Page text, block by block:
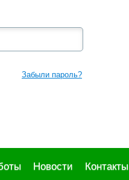
Забыли пароль?
Новости Контакты